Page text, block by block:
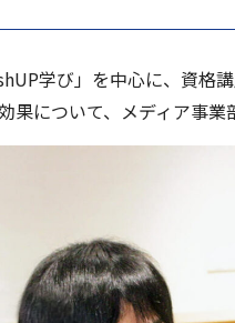
学び」を中心に、資格
果について、メディア事業